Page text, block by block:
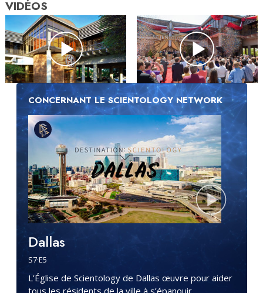
VIDÉOS
CONCERNANT LE SCIENTOLOGY NETWORK
Dallas
S7·E5
L’Église de Scientology de Dallas œuvre pour aider